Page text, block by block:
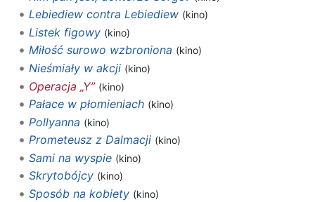
Lebiediew contra Lebiediew (kino)
Listek figowy (kino)
Miłość surowo wzbroniona (kino)
Nieśmiały w akcji (kino)
Operacja „Y” (kino)
Pałace w płomieniach (kino)
Pollyanna (kino)
Prometeusz z Dalmacji (kino)
Sami na wyspie (kino)
Skrytobójcy (kino)
Sposób na kobiety (kino)